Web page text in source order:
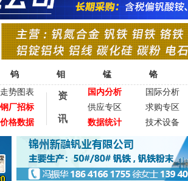
钨 钼 锰 铬
走势图表
钢厂招标
价格数据
资
讯
国内分析 国际分析
供应专区
求购专区
数据统计
技术设备